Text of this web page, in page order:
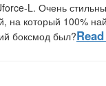
L. Очень
который 100%
боксмод был?